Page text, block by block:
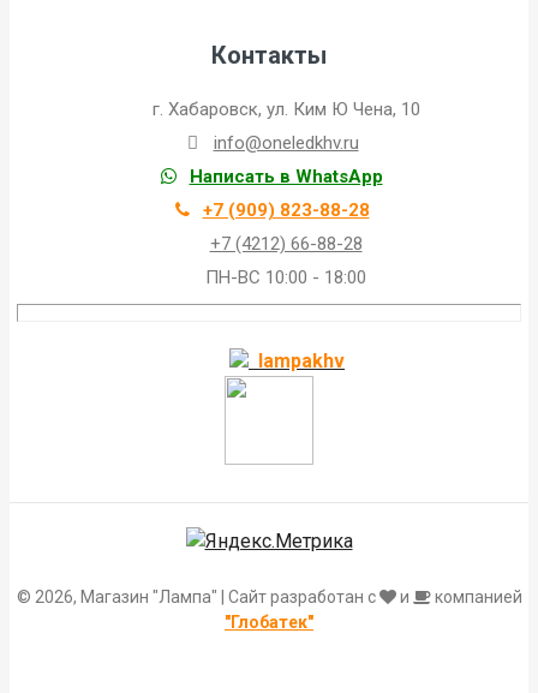
Контакты
г. Хабаровск, ул. Ким Ю Чена, 10
info@oneledkhv.ru
Написать в WhatsApp
+7 (909) 823-88-28
+7 (4212) 66-88-28
ПН-ВС 10:00 - 18:00
lampakhv
© 2026, Магазин "Лампа" | Сайт разработан с и
компанией
"Глобатек"